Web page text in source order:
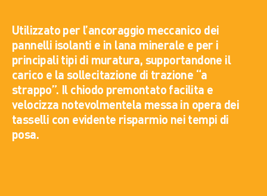
Utilizzato per l’ancoraggio meccanico dei
pannelli isolanti e in lana minerale e per i
principali tipi di muratura, supportandone il
carico e la sollecitazione di trazione “a
strappo”. Il chiodo premontato facilita e
velocizza notevolmentela messa in opera dei
tasselli con evidente risparmio nei tempi di
posa.